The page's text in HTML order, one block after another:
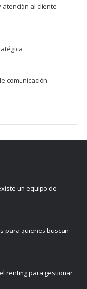
atención al cliente
comunicación
un equipo de
para quienes buscan
renting para gestionar